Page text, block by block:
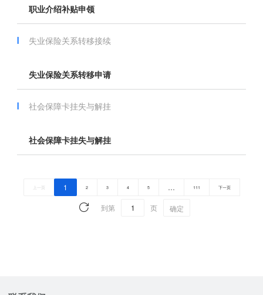
职业介绍补贴申领
失业保险关系转移接续
失业保险关系转移申请
社会保障卡挂失与解挂
社会保障卡挂失与解挂
上一页 1 2 3 4 5 … 111 下一页
到第 页 确定